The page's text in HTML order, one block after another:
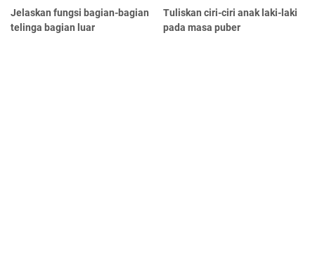
Jelaskan fungsi bagian-bagian
telinga bagian luar
Tuliskan ciri-ciri anak laki-laki
pada masa puber